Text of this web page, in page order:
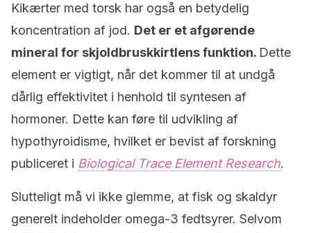
Kikærter med torsk har også en betydelig
koncentration af jod. Det er et afgørende
mineral for skjoldbruskkirtlens funktion. Dette
element er vigtigt, når det kommer til at undgå
dårlig effektivitet i henhold til syntesen af
hormoner. Dette kan føre til udvikling af
hypothyroidisme, hvilket er bevist af forskning
publiceret i Biological Trace Element Research.
Slutteligt må vi ikke glemme, at fisk og skaldyr
generelt indeholder omega-3 fedtsyrer. Selvom